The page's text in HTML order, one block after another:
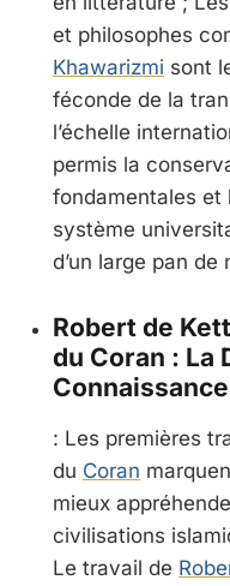
et philosophes
Khawarizmi sont
féconde de la
l’échelle
permis la
fondamentales et
système
d’un large pan
Robert de
du Coran : La
: Les premières
du Coran
mieux
civilisations
Le travail de